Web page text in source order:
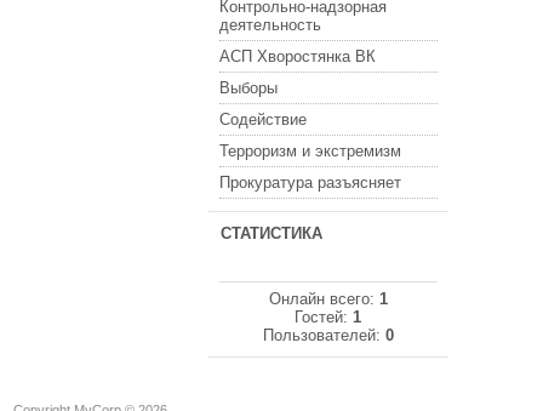
Контрольно-надзорная
деятельность
АСП Хворостянка ВК
Выборы
Содействие
Терроризм и экстремизм
Прокуратура разъясняет
СТАТИСТИКА
Онлайн всего: 1
Гостей:1
Пользователей: 0